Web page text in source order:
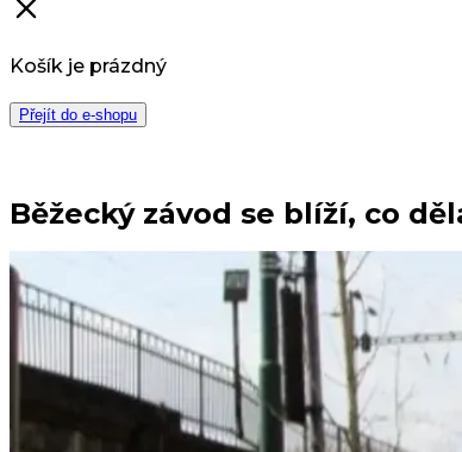
Košík je prázdný
Přejít do e-shopu
Běžecký závod se blíží, co